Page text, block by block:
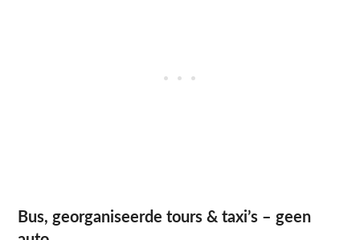
Bus, georganiseerde tours & taxi’s – geen